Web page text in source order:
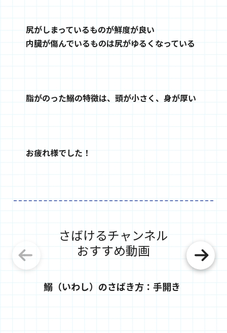
尻がしまっているものが鮮度が良い
内臓が傷んでいるものは尻がゆるくなっている
脂がのった鰯の特徴は、頭が小さく、身が厚い
お疲れ様でした！
さばけるチャンネル
おすすめ動画
鰯（いわし）のさばき方：手開き